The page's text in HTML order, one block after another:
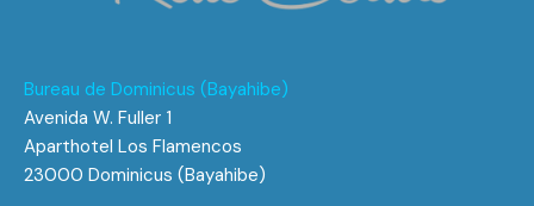
Bureau de Dominicus (Bayahibe)
Avenida W. Fuller 1
Aparthotel Los Flamencos
23000 Dominicus (Bayahibe)